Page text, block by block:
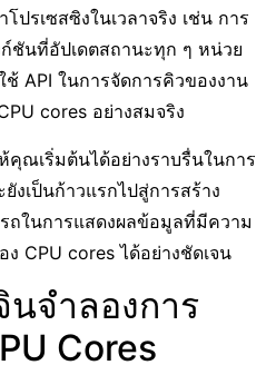
ปรเซสซิงในเวลาจริง เช่น การ
ก์ชันที่อัปเดตสถานะทุก ๆ หน่วย
ช้ API ในการจัดการคิวของงาน
cores อย่างสมจริง
คุณเริ่มต้นได้อย่างราบรื่นในการ
เป็นก้าวแรกไปสู่การสร้าง
ถในการแสดงผลข้อมูลที่มีความ
CPU cores ได้อย่างชัดเจน
นจำลองการ
Cores